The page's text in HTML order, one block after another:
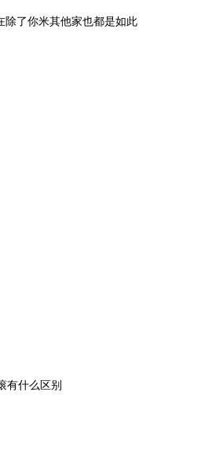
除了你米其他家也都是如此
有什么区别